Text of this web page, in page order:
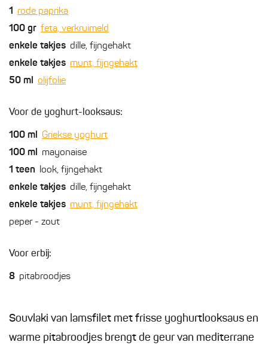
1 rode paprika
100 gr feta, verkruimeld
enkele takjes dille, fijngehakt
enkele takjes munt, fijngehakt
50 ml olijfolie
Voor de yoghurt-looksaus:
100 ml Griekse yoghurt
100 ml mayonaise
1 teen look, fijngehakt
enkele takjes dille, fijngehakt
enkele takjes munt, fijngehakt
peper - zout
Voor erbij:
8 pitabroodjes
Souvlaki van lamsfilet met frisse yoghurtlooksaus en
warme pitabroodjes brengt de geur van mediterrane